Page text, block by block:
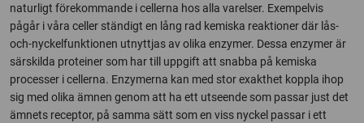
naturligt förekommande i cellerna hos alla varelser. Exempelvis
pågår i våra celler ständigt en lång rad kemiska reaktioner där lås-
och-nyckelfunktionen utnyttjas av olika enzymer. Dessa enzymer är
särskilda proteiner som har till uppgift att snabba på kemiska
processer i cellerna. Enzymerna kan med stor exakthet koppla ihop
sig med olika ämnen genom att ha ett utseende som passar just det
ämnets receptor, på samma sätt som en viss nyckel passar i ett